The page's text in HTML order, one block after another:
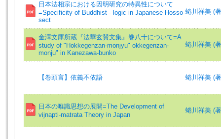
日本法相宗における因明研究の特異性について
=Specificity of Buddhist - logic in Japanese Hosso-
sect
蜷川祥美 (
金澤文庫所蔵『法華玄賛文集』巻八十について=A
study of "Hokkegenzan-monjyu" okkegenzan-
monju" in Kanezawa-bunko
蜷川祥美 (
【巻頭言】依義不依語 蜷川祥美 (
日本の唯識思想の展開=The Development of
vijnapti-matrata Theory in Japan
蜷川祥美 (